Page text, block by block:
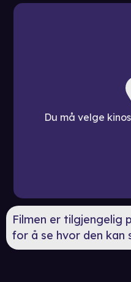
Du må velge
Filmen er tilgjengelig
for å se hvor den kan